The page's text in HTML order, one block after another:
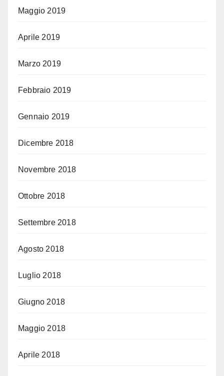
Maggio 2019
Aprile 2019
Marzo 2019
Febbraio 2019
Gennaio 2019
Dicembre 2018
Novembre 2018
Ottobre 2018
Settembre 2018
Agosto 2018
Luglio 2018
Giugno 2018
Maggio 2018
Aprile 2018